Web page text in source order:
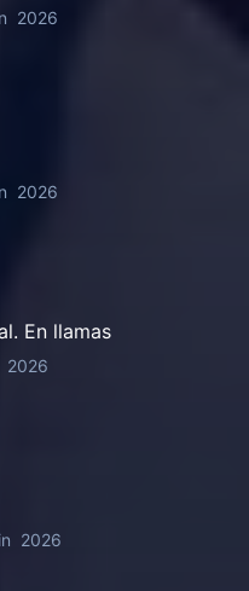
2026
2026
En llamas
2026
2026